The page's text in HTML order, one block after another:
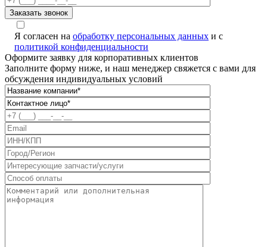
Я согласен на обработку персональных данных и с
политикой конфиденциальности
Оформите заявку для корпоративных клиентов
Заполните форму ниже, и наш менеджер свяжется с вами для
обсуждения индивидуальных условий